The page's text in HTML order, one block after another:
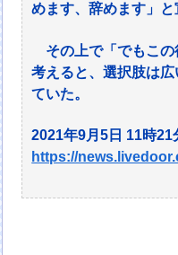
めます、辞めます」と
その上で「でもこの
考えると、選択肢は
ていた。
2021年9月5日 11時21
https://